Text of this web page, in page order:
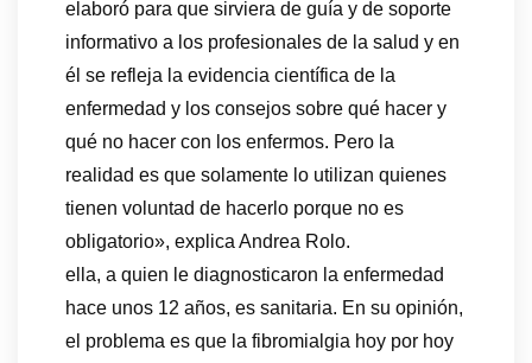
elaboró para que sirviera de guía y de soporte
informativo a los profesionales de la salud y en
él se refleja la evidencia científica de la
enfermedad y los consejos sobre qué hacer y
qué no hacer con los enfermos. Pero la
realidad es que solamente lo utilizan quienes
tienen voluntad de hacerlo porque no es
obligatorio», explica Andrea Rolo.
ella, a quien le diagnosticaron la enfermedad
hace unos 12 años, es sanitaria. En su opinión,
el problema es que la fibromialgia hoy por hoy